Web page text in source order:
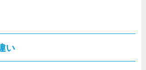
い